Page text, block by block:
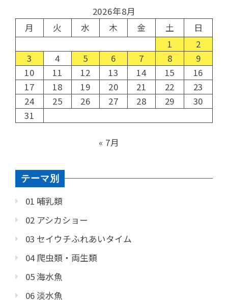
2026年8月
月
火 水 木 金 土
日
1
2
3
4 5 6 7 8
9
10
11 12 13 14 15
16
17
18 19 20 21 22
23
24
25 26 27 28 29
30
31
« 7月
テーマ別
01 哺乳類
02 アシカショー
03 セイウチふれあいタイム
04 爬虫類・両生類
05 海水魚
06 淡水魚